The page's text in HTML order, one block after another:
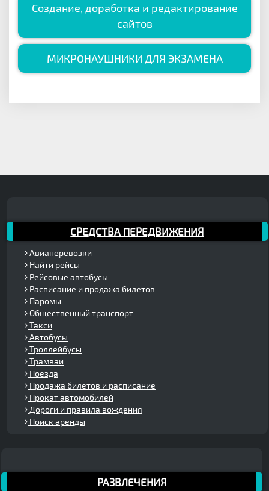
Создание, доработка и редактирование
сайтов
МИКРОНАУШНИКИ ДЛЯ ЭКЗАМЕНА
СРЕДСТВА ПЕРЕДВИЖЕНИЯ
Авиаперевозки
Найти рейсы
Рейсовые автобусы
Расписание и продажа билетов
Паромы
Общественный транспорт
Такси
Автобусы
Троллейбусы
Трамваи
Поезда
Продажа билетов и расписание
Прокат автомобилей
Дороги и правила вождения
Поиск аренды
РАЗВЛЕЧЕНИЯ